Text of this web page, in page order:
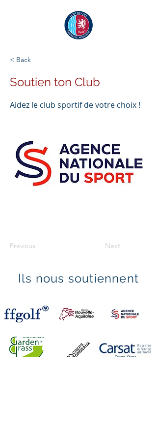
< Back
Soutien ton Club
Aidez le club sportif de votre choix !
Previous Next
Ils nous soutiennent